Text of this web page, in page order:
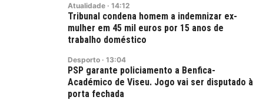
Atualidade · 14:12
Tribunal condena homem a indemnizar ex-
mulher em 45 mil euros por 15 anos de
trabalho doméstico
Desporto · 13:04
PSP garante policiamento a Benfica-
Académico de Viseu. Jogo vai ser disputado à
porta fechada